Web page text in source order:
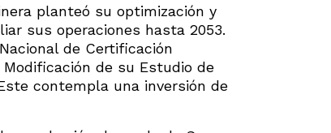
planteó su optimización y
sus operaciones hasta 2053.
de Certificación
de su Estudio de
contempla una inversión de